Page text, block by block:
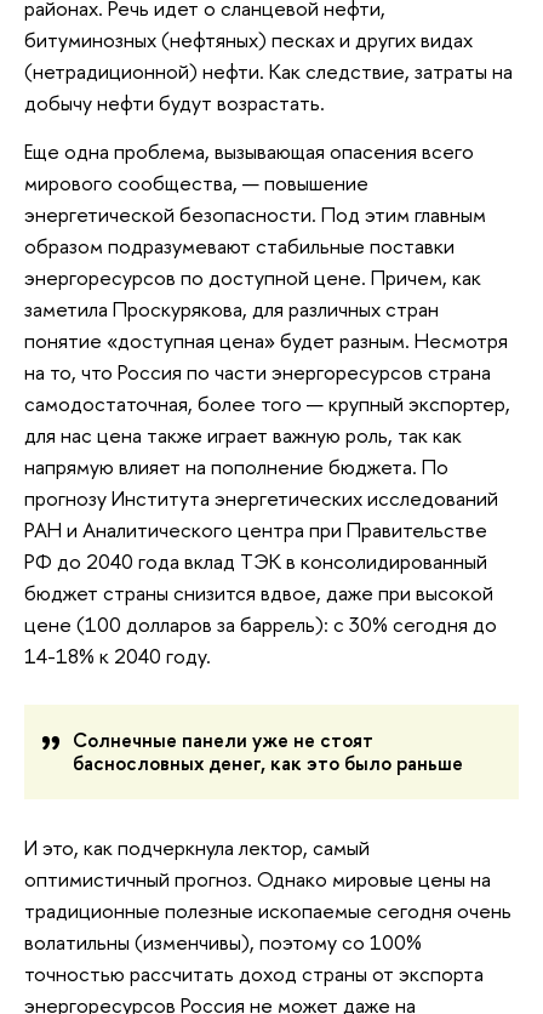
районах. Речь идет о сланцевой нефти,
битуминозных (нефтяных) песках и других видах
(нетрадиционной) нефти. Как следствие, затраты на
добычу нефти будут возрастать.
Еще одна проблема, вызывающая опасения всего
мирового сообщества, — повышение
энергетической безопасности. Под этим главным
образом подразумевают стабильные поставки
энергоресурсов по доступной цене. Причем, как
заметила Проскурякова, для различных стран
понятие «доступная цена» будет разным. Несмотря
на то, что Россия по части энергоресурсов страна
самодостаточная, более того — крупный экспортер,
для нас цена также играет важную роль, так как
напрямую влияет на пополнение бюджета. По
прогнозу Института энергетических исследований
РАН и Аналитического центра при Правительстве
РФ до 2040 года вклад ТЭК в консолидированный
бюджет страны снизится вдвое, даже при высокой
цене (100 долларов за баррель): с 30% сегодня до
14-18% к 2040 году.
Солнечные панели уже не стоят
баснословных денег, как это было раньше
И это, как подчеркнула лектор, самый
оптимистичный прогноз. Однако мировые цены на
традиционные полезные ископаемые сегодня очень
волатильны (изменчивы), поэтому со 100%
точностью рассчитать доход страны от экспорта
энергоресурсов Россия не может даже на